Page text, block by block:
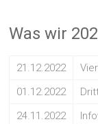
Was wir
21.12.2022
01.12.2022
24.11.2022